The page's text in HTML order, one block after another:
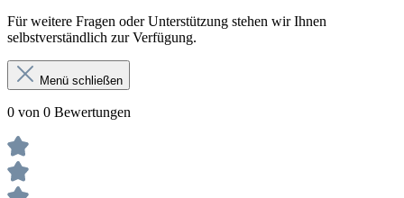
Für weitere Fragen oder Unterstützung stehen wir Ihnen
selbstverständlich zur Verfügung.
Menü schließen
0 von 0 Bewertungen